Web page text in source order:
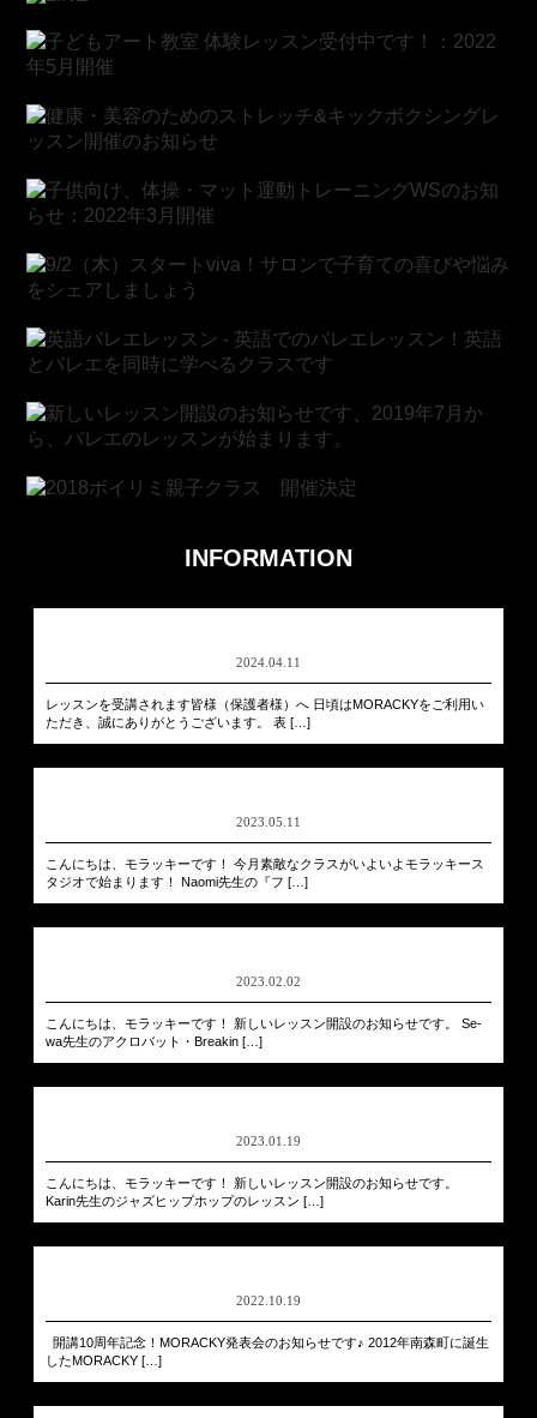
INFORMATION
2024.04.11
レッスンを受講されます皆様（保護者様）へ 日頃はMORACKYをご利用い
ただき、誠にありがとうございます。 表 […]
2023.05.11
こんにちは、モラッキーです！ 今月素敵なクラスがいよいよモラッキース
タジオで始まります！ Naomi先生の『フ […]
2023.02.02
こんにちは、モラッキーです！ 新しいレッスン開設のお知らせです。 Se-
wa先生のアクロバット・Breakin […]
2023.01.19
こんにちは、モラッキーです！ 新しいレッスン開設のお知らせです。
Karin先生のジャズヒップホップのレッスン […]
2022.10.19
開講10周年記念！MORACKY発表会のお知らせです♪ 2012年南森町に誕生
したMORACKY […]